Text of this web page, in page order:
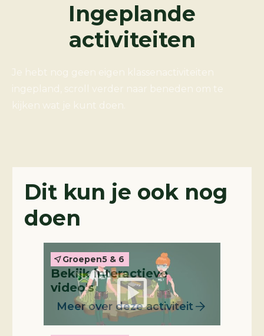
Ingeplande
activiteiten
Je hebt nog geen eigen klassenactiviteiten
ingepland, scroll verder naar beneden om te
kijken wat je kunt doen.
Dit kun je ook nog
doen
Groepen5 & 6
Bekijk interactieve
video's
Meer over deze activiteit
Leskist